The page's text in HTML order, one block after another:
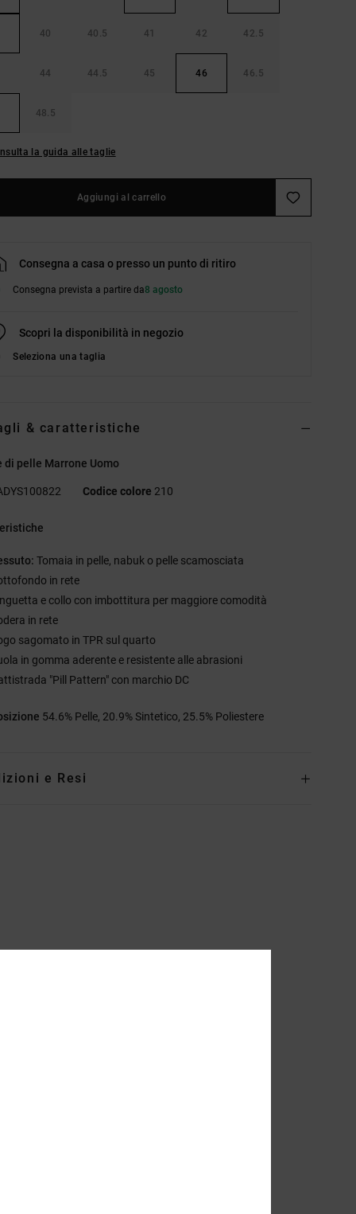
40 40.5 41 42 42.5
44 44.5 45 46 46.5
48.5
la guida alle taglie
Aggiungi al carrello
Consegna a casa o presso un punto di ritiro
Consegna prevista a partire da8 agosto
Scopri la disponibilità in negozio
Seleziona una taglia
& caratteristiche
di pelle Marrone Uomo
Codice colore 210
Tomaia in pelle, nabuk o pelle scamosciata
in rete
e collo con imbottitura per maggiore comodità
in rete
sagomato in TPR sul quarto
in gomma aderente e resistente alle abrasioni
"Pill Pattern" con marchio DC
54.6% Pelle, 20.9% Sintetico, 25.5% Poliestere
e Resi